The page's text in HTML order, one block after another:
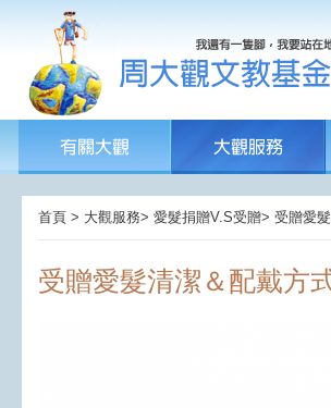
首頁 > 大觀服務> 愛髮捐贈V.S受贈> 受贈愛
受贈愛髮清潔＆配戴方